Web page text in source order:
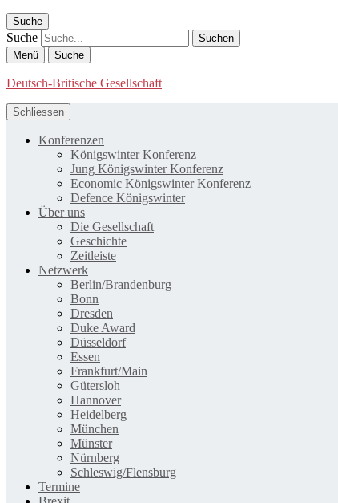
Suche
Suche
Menü Suche
Deutsch-Britische Gesellschaft
Schliessen
Konferenzen
Königswinter Konferenz
Jung Königswinter Konferenz
Economic Königswinter Konferenz
Defence Königswinter
Über uns
Die Gesellschaft
Geschichte
Zeitleiste
Netzwerk
Berlin/Brandenburg
Bonn
Dresden
Duke Award
Düsseldorf
Essen
Frankfurt/Main
Gütersloh
Hannover
Heidelberg
München
Münster
Nürnberg
Schleswig/Flensburg
Termine